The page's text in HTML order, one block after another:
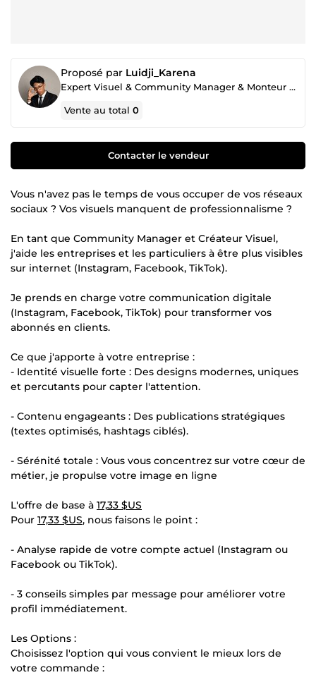
Proposé par Luidji_Karena
Expert Visuel & Community Manager & Monteur vidéo
Vente au total0
Contacter le vendeur
Vous n'avez pas le temps de vous occuper de vos réseaux
sociaux ? Vos visuels manquent de professionnalisme ?
En tant que Community Manager et Créateur Visuel,
j'aide les entreprises et les particuliers à être plus visibles
sur internet (Instagram, Facebook, TikTok).
Je prends en charge votre communication digitale
(Instagram, Facebook, TikTok) pour transformer vos
abonnés en clients.
Ce que j'apporte à votre entreprise :
- Identité visuelle forte : Des designs modernes, uniques
et percutants pour capter l'attention.
- Contenu engageants : Des publications stratégiques
(textes optimisés, hashtags ciblés).
- Sérénité totale : Vous vous concentrez sur votre cœur de
métier, je propulse votre image en ligne
L'offre de base à 17,33 $US
Pour 17,33 $US, nous faisons le point :
- Analyse rapide de votre compte actuel (Instagram ou
Facebook ou TikTok).
- 3 conseils simples par message pour améliorer votre
profil immédiatement.
Les Options :
Choisissez l'option qui vous convient le mieux lors de
votre commande :